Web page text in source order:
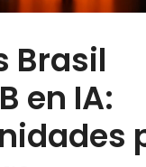
Brasil
en IA: